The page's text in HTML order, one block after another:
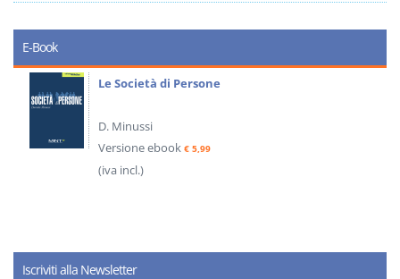
E-Book
Le Società di Persone
D. Minussi
Versione ebook € 5,99
(iva incl.)
Iscriviti alla Newsletter